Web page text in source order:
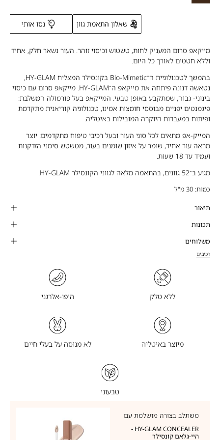
Yellow
NY16
Yellow
שאלון התאמת גוון נסו אותי
מייקאפ סרום המעניק לחות, טשטוש וכיסוי זוהר. העור נשאר חלק, אחיד
וללא חטטים לאורך כל היום.
בהמשך לטכנולוגיית ה־Bio-Mimetic בקונסילר המצליח HY-GLAM,
נטאשה דנונה פיתחה את מייקאפ ה־HY-GLAM. מייקאפ סרום עם כיסוי
בינוני- גבוה, שמתקבע באופן טבעי. המייקאפ בעל פורמולה המשלבת:
פיגמנטים יפניים מבוססי חומצות אמינו, טכנולוגיה קוריאנית מתקדמת
ופיתוח במעבדות היוקרה המובילות באיטליה.
המייק-אפ מתאים לכל סוגי העור ובעל רכיבי טיפוח מתקדמים: יוצר
מראה עור אחיד, שומר על איזון שומנים בעור, מטשטש סימני הזדקנות
ועמיד עד 18 שעות.
מגיע ב־52 גוונים, בהתאמה מלאה לגווני הקונסילר HY-GLAM.
כמות: 30 מ"ל
תיאור
תכונות
משלוחים
רכיבים
ללא טלק היפו-אלרגני
מיוצר באיטליה לא מנוסה על בעלי חיים
טבעוני
משתלב בצורה מושלמת עם
HY-GLAM CONCEALER -
היי-גלאם קונסילר